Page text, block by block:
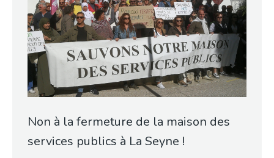
Non à la fermeture de la maison des
services publics à La Seyne !